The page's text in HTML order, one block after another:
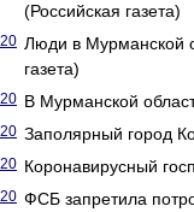
(Российская газета)
Люди в Мурманской
газета)
В Мурманской
Заполярный город
Коронавирусный
ФСБ запретила